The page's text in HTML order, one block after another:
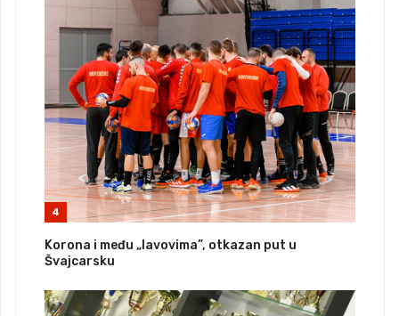
4
Korona i među „lavovima”, otkazan put u
Švajcarsku